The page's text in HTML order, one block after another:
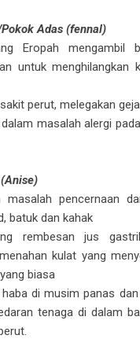
Adas (fennal)
Eropah mengambil
untuk menghilangkan
perut, melegakan
masalah alergi
masalah pencernaan
batuk dan kahak
rembesan jus
kulat yang
biasa
di musim panas dan
tenaga di dalam